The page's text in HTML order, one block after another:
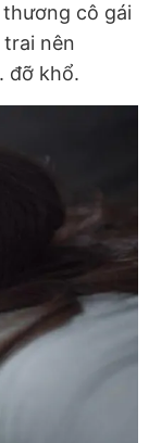
cô gái
nên
đỡ khổ.